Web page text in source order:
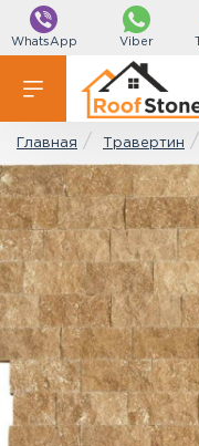
WhatsApp Viber
Главная Травертин